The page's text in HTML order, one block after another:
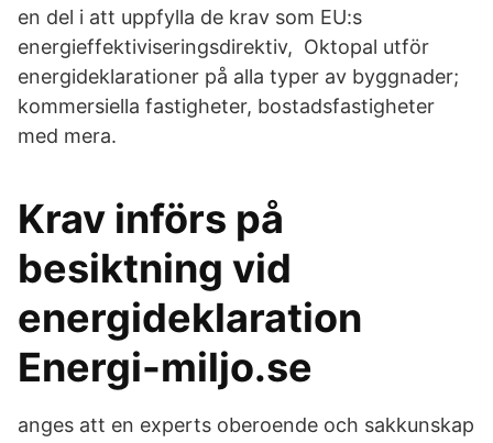
en del i att uppfylla de krav som EU:s
energieffektiviseringsdirektiv, Oktopal utför
energideklarationer på alla typer av byggnader;
kommersiella fastigheter, bostadsfastigheter
med mera.
Krav införs på
besiktning vid
energideklaration
Energi-miljo.se
anges att en experts oberoende och sakkunskap